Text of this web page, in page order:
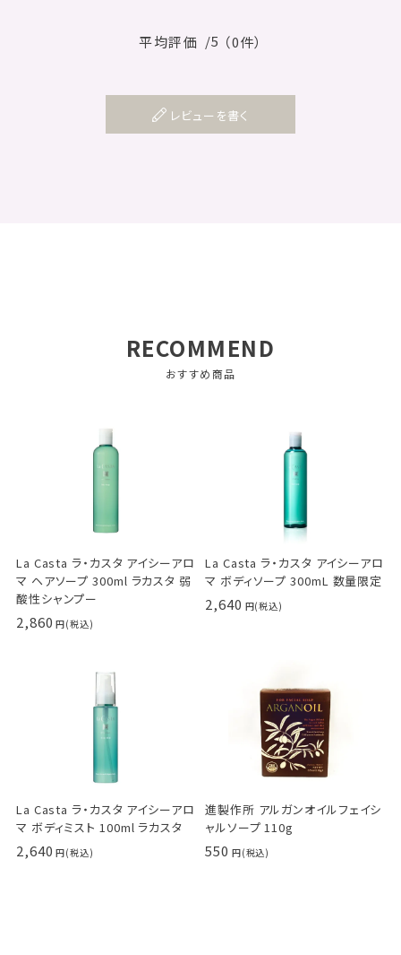
平均評価 /5 （0件）
レビューを書く
RECOMMEND
おすすめ商品
La Casta ラ・カスタ アイシーアロ
マ ヘアソープ 300ml ラカスタ 弱
酸性シャンプー
2,860
La Casta ラ・カスタ アイシーアロ
マ ボディソープ 300mL 数量限定
2,640
La Casta ラ・カスタ アイシーアロ
マ ボディミスト 100ml ラカスタ
2,640
進製作所 アルガンオイルフェイシ
ャルソープ 110g
550